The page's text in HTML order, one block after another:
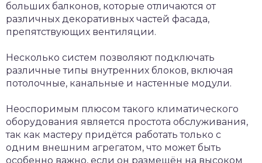
больших балконов, которые отличаются от
различных декоративных частей фасада,
препятствующих вентиляции.
Несколько систем позволяют подключать
различные типы внутренних блоков, включая
потолочные, канальные и настенные модули.
Неоспоримым плюсом такого климатического
оборудования является простота обслуживания,
так как мастеру придётся работать только с
одним внешним агрегатом, что может быть
особенно важно, если он размещён на высоком